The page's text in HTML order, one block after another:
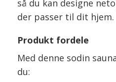
så du kan designe
der passer til dit hjem.
Produkt fordele
Med denne sodin
du: